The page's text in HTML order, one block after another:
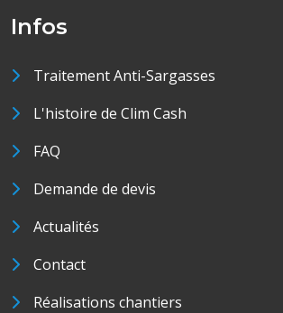
Infos
Traitement Anti-Sargasses
L'histoire de Clim Cash
FAQ
Demande de devis
Actualités
Contact
Réalisations chantiers